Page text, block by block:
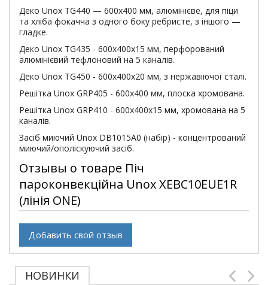
Деко Unox TG440 — 600х400 мм, алюмінієве, для піци
та хліба фокачча з одного боку ребристе, з іншого —
гладке.
Деко Unox TG435 - 600х400х15 мм, перфорований
алюмінієвий тефлоновий на 5 каналів.
Деко Unox TG450 - 600х400х20 мм, з нержавіючої сталі.
Решітка Unox GRP405 - 600х400 мм, плоска хромована.
Решітка Unox GRP410 - 600х400х15 мм, хромована на 5
каналів.
Засіб миючий Unox DB1015A0 (набір) - концентрований
миючий/ополіскуючий засіб.
Отзывы о товаре Піч
пароконвекційна Unox XEBC10EUE1R
(лінія ONE)
Добавить свой отзыв
НОВИНКИ